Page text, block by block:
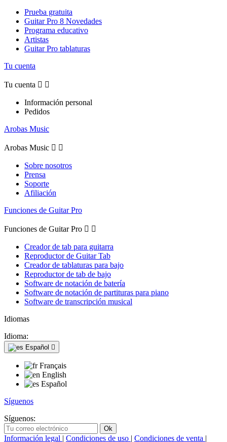
Prueba gratuita
Guitar Pro 8 Novedades
Programa educativo
Artistas
Guitar Pro tablaturas
Tu cuenta
Tu cuenta  
Información personal
Pedidos
Arobas Music
Arobas Music  
Sobre nosotros
Prensa
Soporte
Afiliación
Funciones de Guitar Pro
Funciones de Guitar Pro  
Creador de tab para guitarra
Reproductor de Guitar Tab
Creador de tablaturas para bajo
Reproductor de tab de bajo
Software de notación de batería
Software de notación de partituras para piano
Software de transcripción musical
Idiomas
Idioma:
Español 
Français
English
Español
Síguenos
Síguenos:
Información legal | Condiciones de uso | Condiciones de venta |